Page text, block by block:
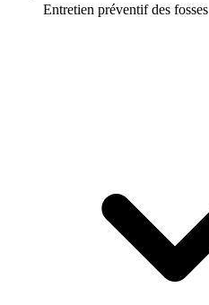
Entretien préventif des fosses